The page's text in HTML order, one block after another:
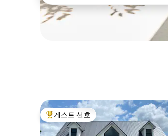
상위 게스트 선호
게스트 선호